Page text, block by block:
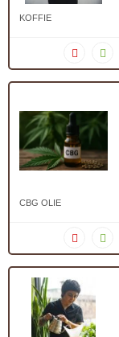
KOFFIE
CBG OLIE